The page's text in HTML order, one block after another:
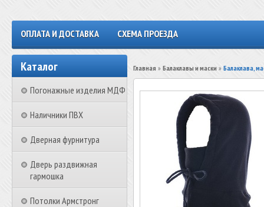
ОПЛАТА И ДОСТАВКА СХЕМА ПРОЕЗДА
Каталог
Погонажные изделия МДФ
Наличники ПВХ
Дверная фурнитура
Дверь раздвижная
гармошка
Потолки Армстронг
Главная » Балаклавы и маски » Балаклава,